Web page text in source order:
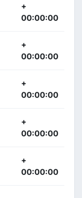
+
00:00:00
+
00:00:00
+
00:00:00
+
00:00:00
+
00:00:00